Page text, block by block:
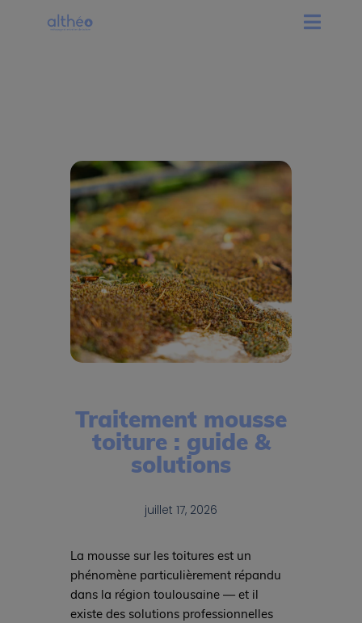
Traitement mousse
toiture : guide &
solutions
juillet 17, 2026
La mousse sur les toitures est un
phénomène particulièrement répandu
dans la région toulousaine — et il
existe des solutions professionnelles